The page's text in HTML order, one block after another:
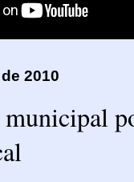
2010
municipal